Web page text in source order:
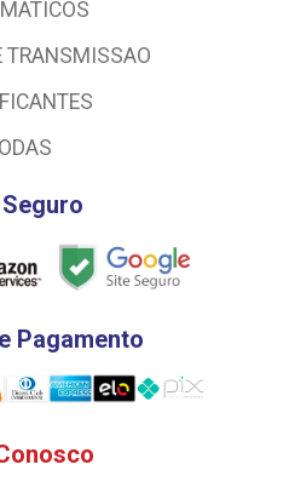
TRANSMISSAO
Pagamento